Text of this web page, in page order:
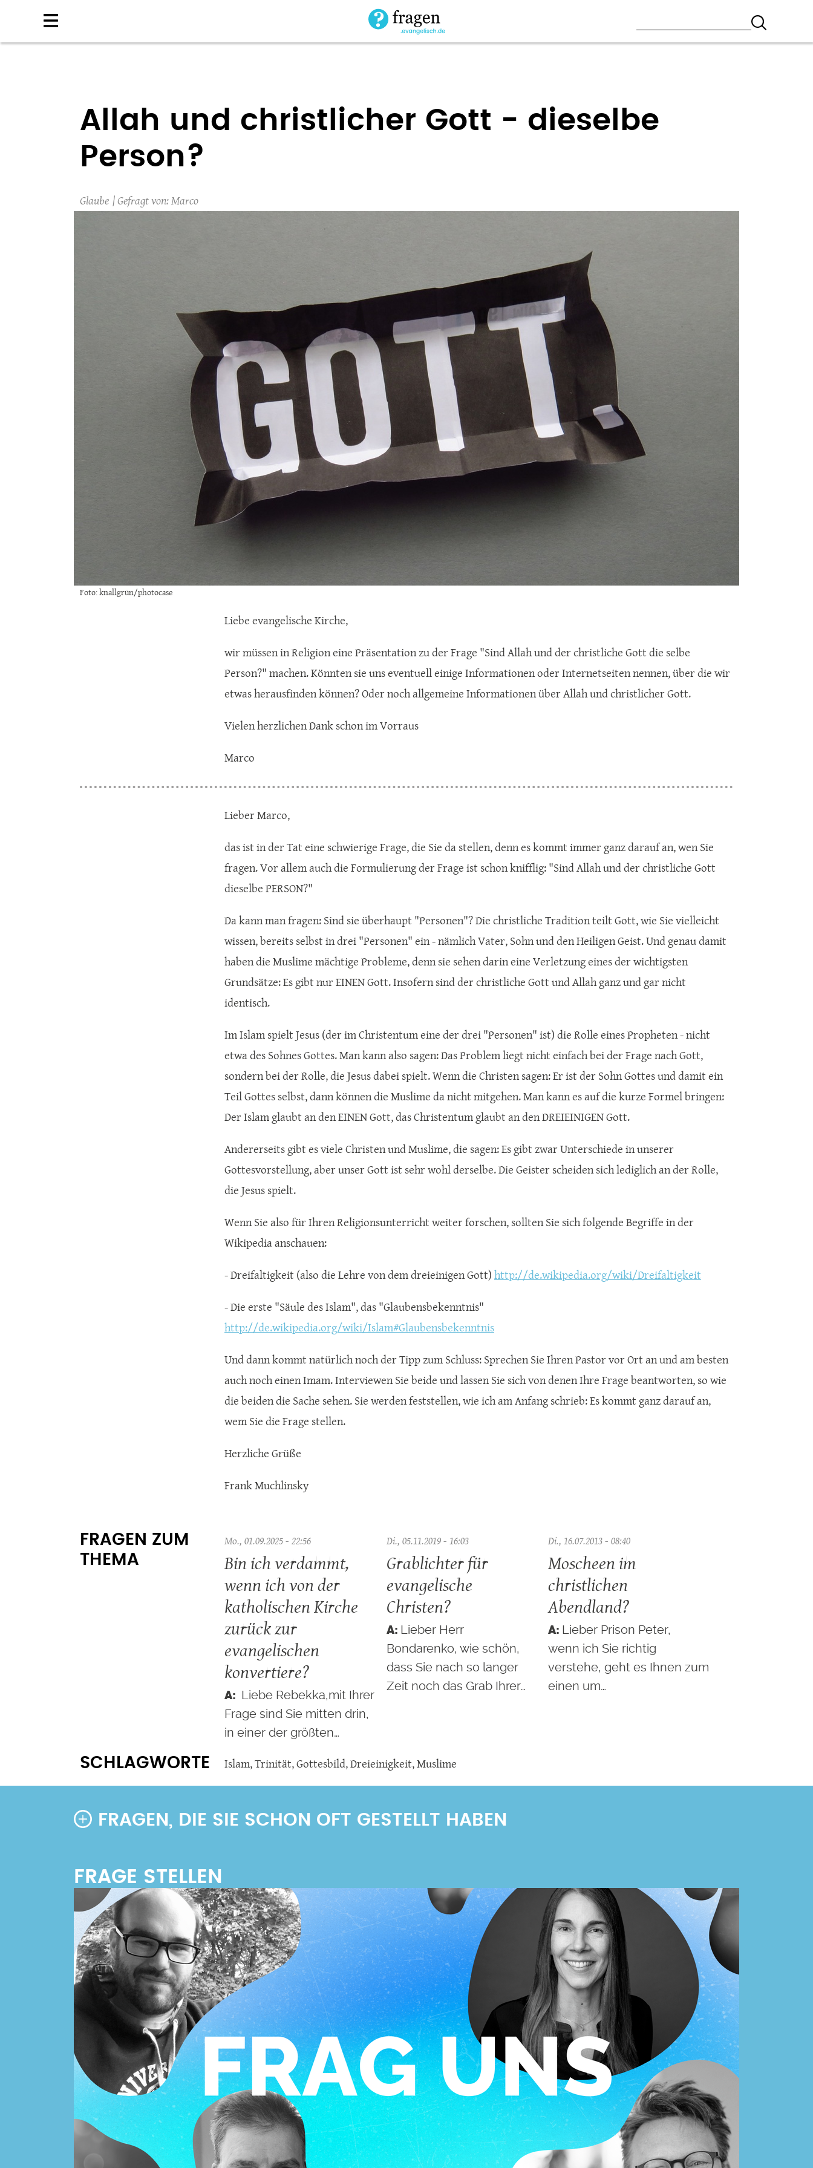
Allah und christlicher Gott - dieselbe
Person?
Glaube Marco
Foto: knallgrün/photocase
Liebe evangelische Kirche,
wir müssen in Religion eine Präsentation zu der Frage "Sind Allah und der christliche Gott die selbe
Person?" machen. Könnten sie uns eventuell einige Informationen oder Internetseiten nennen, über die wir
etwas herausfinden können? Oder noch allgemeine Informationen über Allah und christlicher Gott.
Vielen herzlichen Dank schon im Vorraus
Marco
Lieber Marco,
das ist in der Tat eine schwierige Frage, die Sie da stellen, denn es kommt immer ganz darauf an, wen Sie
fragen. Vor allem auch die Formulierung der Frage ist schon knifflig: "Sind Allah und der christliche Gott
dieselbe PERSON?"
Da kann man fragen: Sind sie überhaupt "Personen"? Die christliche Tradition teilt Gott, wie Sie vielleicht
wissen, bereits selbst in drei "Personen" ein - nämlich Vater, Sohn und den Heiligen Geist. Und genau damit
haben die Muslime mächtige Probleme, denn sie sehen darin eine Verletzung eines der wichtigsten
Grundsätze: Es gibt nur EINEN Gott. Insofern sind der christliche Gott und Allah ganz und gar nicht
identisch.
Im Islam spielt Jesus (der im Christentum eine der drei "Personen" ist) die Rolle eines Propheten - nicht
etwa des Sohnes Gottes. Man kann also sagen: Das Problem liegt nicht einfach bei der Frage nach Gott,
sondern bei der Rolle, die Jesus dabei spielt. Wenn die Christen sagen: Er ist der Sohn Gottes und damit ein
Teil Gottes selbst, dann können die Muslime da nicht mitgehen. Man kann es auf die kurze Formel bringen:
Der Islam glaubt an den EINEN Gott, das Christentum glaubt an den DREIEINIGEN Gott.
Andererseits gibt es viele Christen und Muslime, die sagen: Es gibt zwar Unterschiede in unserer
Gottesvorstellung, aber unser Gott ist sehr wohl derselbe. Die Geister scheiden sich lediglich an der Rolle,
die Jesus spielt.
Wenn Sie also für Ihren Religionsunterricht weiter forschen, sollten Sie sich folgende Begriffe in der
Wikipedia anschauen:
- Dreifaltigkeit (also die Lehre von dem dreieinigen Gott)http://de.wikipedia.org/wiki/Dreifaltigkeit
- Die erste "Säule des Islam", das "Glaubensbekenntnis"
http://de.wikipedia.org/wiki/Islam#Glaubensbekenntnis
Und dann kommt natürlich noch der Tipp zum Schluss: Sprechen Sie Ihren Pastor vor Ort an und am besten
auch noch einen Imam. Interviewen Sie beide und lassen Sie sich von denen Ihre Frage beantworten, so wie
die beiden die Sache sehen. Sie werden feststellen, wie ich am Anfang schrieb: Es kommt ganz darauf an,
wem Sie die Frage stellen.
Herzliche Grüße
Frank Muchlinsky
FRAGEN ZUM
THEMA
Mo., 01.09.2025 - 22:56
Bin ich verdammt,
wenn ich von der
katholischen Kirche
zurück zur
evangelischen
konvertiere?
Liebe Rebekka,mit Ihrer
Frage sind Sie mitten drin,
in einer der größten…
Di., 05.11.2019 - 16:03
Grablichter für
evangelische
Christen?
Lieber Herr
Bondarenko, wie schön,
dass Sie nach so langer
Zeit noch das Grab Ihrer…
Di., 16.07.2013 - 08:40
Moscheen im
christlichen
Abendland?
Lieber Prison Peter,
wenn ich Sie richtig
verstehe, geht es Ihnen zum
einen um…
SCHLAGWORTE Islam,Trinität,Gottesbild,Dreieinigkeit,Muslime
FRAGEN, DIE SIE SCHON OFT GESTELLT HABEN